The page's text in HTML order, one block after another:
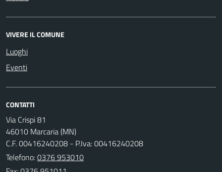
VIVERE IL COMUNE
Luoghi
Eventi
CONTATTI
Via Crispi 81
46010 Marcaria (MN)
C.F. 00416240208 - P.Iva: 00416240208
Telefono:0376 953010